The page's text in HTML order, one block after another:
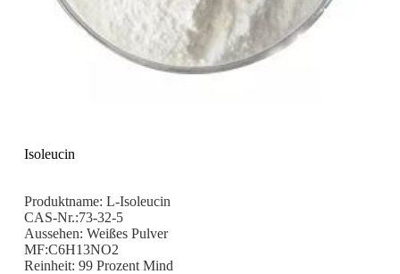
Isoleucin
Produktname: L-Isoleucin
CAS-Nr.:73-32-5
Aussehen: Weißes Pulver
MF:C6H13NO2
Reinheit: 99 Prozent Mind